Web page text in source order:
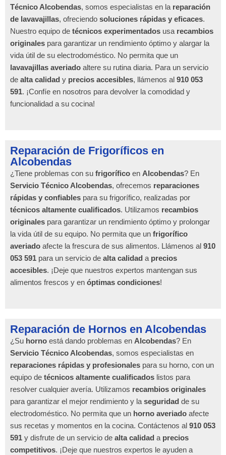
Técnico Alcobendas, somos especialistas en la reparación
de lavavajillas, ofreciendo soluciones rápidas y eficaces.
Nuestro equipo de técnicos experimentados usa recambios
originales para garantizar un rendimiento óptimo y alargar la
vida útil de su electrodoméstico. No permita que un
lavavajillas averiado altere su rutina diaria. Para un servicio
de alta calidad y precios accesibles, llámenos al 910 053
591. ¡Confíe en nosotros para devolver la comodidad y
funcionalidad a su cocina!
Reparación de Frigoríficos en
Alcobendas
¿Tiene problemas con su frigorífico en Alcobendas? En
Servicio Técnico Alcobendas, ofrecemos reparaciones
rápidas y confiables para su frigorífico, realizadas por
técnicos altamente cualificados. Utilizamos recambios
originales para garantizar un rendimiento óptimo y prolongar
la vida útil de su equipo. No permita que un frigorífico
averiado afecte la frescura de sus alimentos. Llámenos al 910
053 591 para un servicio de alta calidad a precios
accesibles. ¡Deje que nuestros expertos mantengan sus
alimentos frescos y en óptimas condiciones!
Reparación de Hornos en Alcobendas
¿Su horno está dando problemas en Alcobendas? En
Servicio Técnico Alcobendas, somos especialistas en
reparaciones rápidas y profesionales para su horno, con un
equipo de técnicos altamente cualificados listos para
resolver cualquier avería. Utilizamos recambios originales
para garantizar el mejor rendimiento y la seguridad de su
electrodoméstico. No permita que un horno averiado afecte
sus recetas y momentos en la cocina. Contáctenos al 910 053
591 y disfrute de un servicio de alta calidad a precios
competitivos. ¡Deje que nuestros expertos le ayuden a